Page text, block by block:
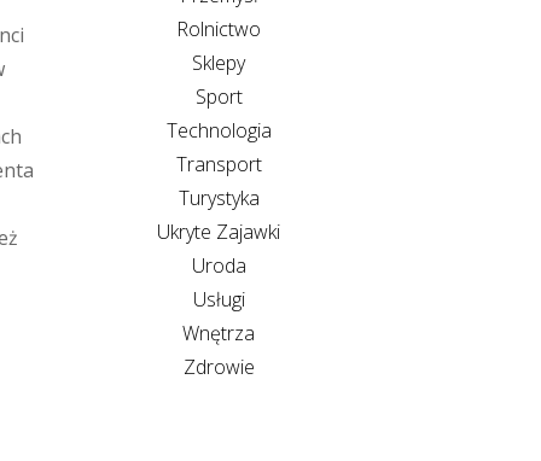
Rolnictwo
Sklepy
Sport
Technologia
Transport
Turystyka
Ukryte Zajawki
Uroda
Usługi
Wnętrza
Zdrowie